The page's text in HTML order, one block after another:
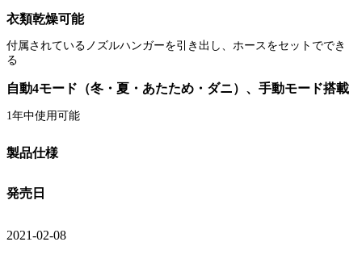
衣類乾燥可能
付属されているノズルハンガーを引き出し、ホースをセットででき
る
自動4モード（冬・夏・あたため・ダニ）、手動モード搭載
1年中使用可能
製品仕様
発売日
2021-02-08